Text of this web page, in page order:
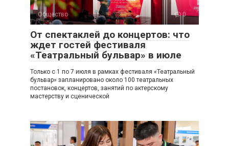
Общество 0
От спектаклей до концертов: что
ждет гостей фестиваля
«Театральный бульвар» в июле
Только с 1 по 7 июля в рамках фестиваля «Театральный
бульвар» запланировано около 100 театральных
постановок, концертов, занятий по актерскому
мастерству и сценической